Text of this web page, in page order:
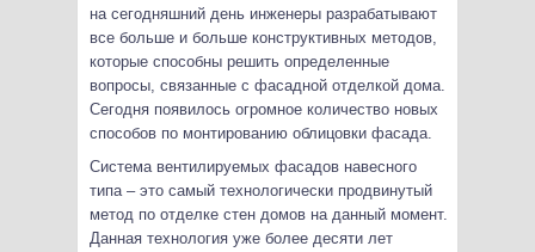
на сегодняшний день инженеры разрабатывают
все больше и больше конструктивных методов,
которые способны решить определенные
вопросы, связанные с фасадной отделкой дома.
Сегодня появилось огромное количество новых
способов по монтированию облицовки фасада.
Система вентилируемых фасадов навесного
типа – это самый технологически продвинутый
метод по отделке стен домов на данный момент.
Данная технология уже более десяти лет